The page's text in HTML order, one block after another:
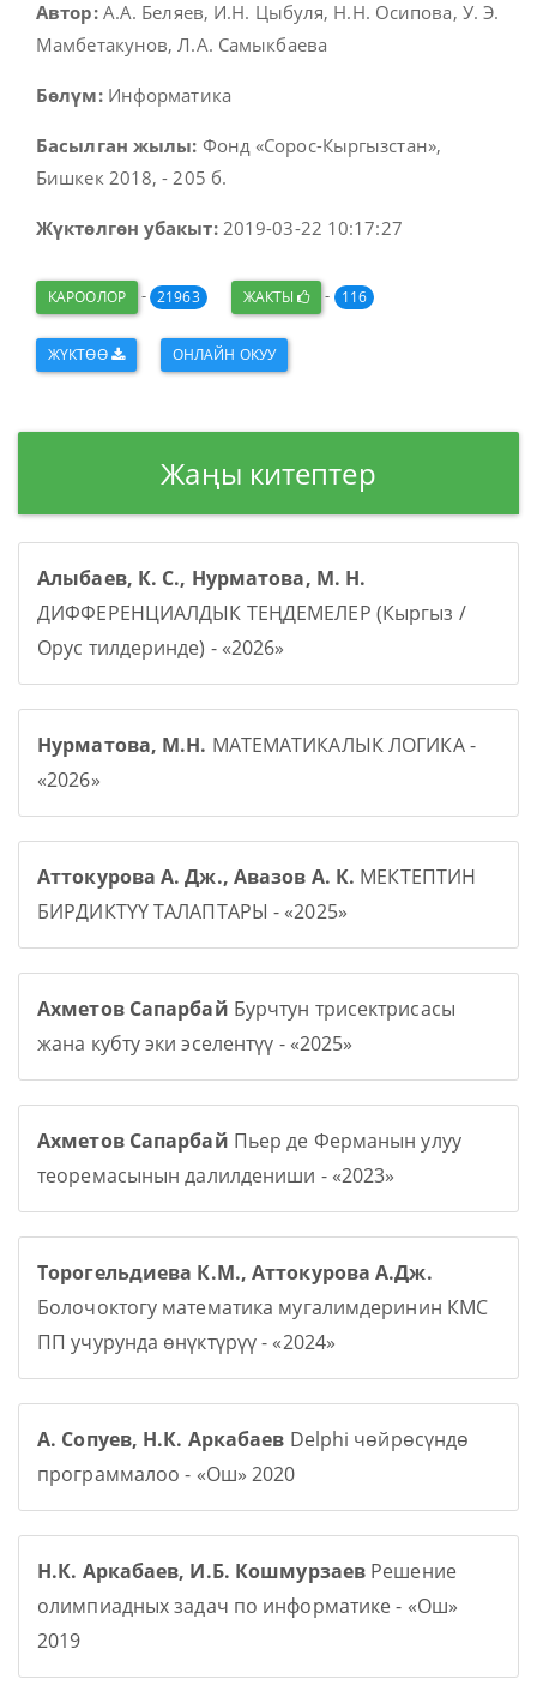
Автор:А.А. Беляев, И.Н. Цыбуля, Н.Н. Осипова, У. Э.
Мамбетакунов, Л.А. Самыкбаева
Бөлүм:Информатика
Басылган жылы: Фонд «Сорос-Кыргызстан»,
Бишкек 2018, - 205 б.
Жүктөлгөн убакыт:2019-03-22 10:17:27
КАРООЛОР - 21963 ЖАКТЫ - 116
ЖҮКТӨӨ ОНЛАЙН ОКУУ
Жаңы китептер
Алыбаев, К. С., Нурматова, М. Н.
ДИФФЕРЕНЦИАЛДЫК ТЕҢДЕМЕЛЕР (Кыргыз /
Орус тилдеринде) - «2026»
Нурматова, М.Н. МАТЕМАТИКАЛЫК ЛОГИКА -
«2026»
Аттокурова А. Дж., Авазов А. К. МЕКТЕПТИН
БИРДИКТҮҮ ТАЛАПТАРЫ - «2025»
Ахметов Сапарбай Бурчтун трисектрисасы
жана кубту эки эселентүү - «2025»
Ахметов Сапарбай Пьер де Ферманын улуу
теоремасынын далилдениши - «2023»
Торогельдиева К.М., Аттокурова А.Дж.
Болочоктогу математика мугалимдеринин КМС
ПП учурунда өнүктүрүү - «2024»
А. Сопуев, Н.К. Аркабаев Delphi чөйрөсүндө
программалоо - «Ош» 2020
Н.К. Аркабаев, И.Б. Кошмурзаев Решение
олимпиадных задач по информатике - «Ош»
2019